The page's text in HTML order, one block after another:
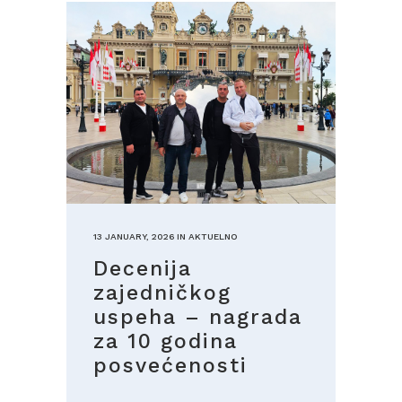
13 JANUARY, 2026 IN AKTUELNO
Decenija
zajedničkog
uspeha – nagrada
za 10 godina
posvećenosti